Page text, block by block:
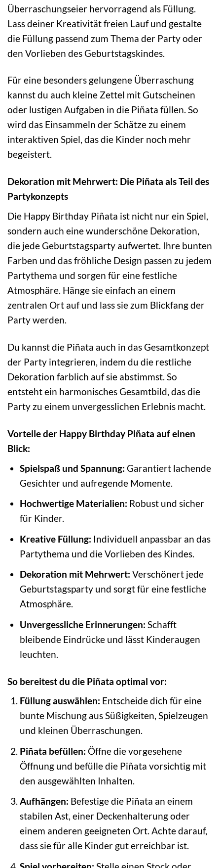
Überraschungseier hervorragend als Füllung.
Lass deiner Kreativität freien Lauf und gestalte
die Füllung passend zum Thema der Party oder
den Vorlieben des Geburtstagskindes.
Für eine besonders gelungene Überraschung
kannst du auch kleine Zettel mit Gutscheinen
oder lustigen Aufgaben in die Piñata füllen. So
wird das Einsammeln der Schätze zu einem
interaktiven Spiel, das die Kinder noch mehr
begeistert.
Dekoration mit Mehrwert: Die Piñata als Teil des
Partykonzepts
Die Happy Birthday Piñata ist nicht nur ein Spiel,
sondern auch eine wunderschöne Dekoration,
die jede Geburtstagsparty aufwertet. Ihre bunten
Farben und das fröhliche Design passen zu jedem
Partythema und sorgen für eine festliche
Atmosphäre. Hänge sie einfach an einem
zentralen Ort auf und lass sie zum Blickfang der
Party werden.
Du kannst die Piñata auch in das Gesamtkonzept
der Party integrieren, indem du die restliche
Dekoration farblich auf sie abstimmst. So
entsteht ein harmonisches Gesamtbild, das die
Party zu einem unvergesslichen Erlebnis macht.
Vorteile der Happy Birthday Piñata auf einen
Blick:
Spielspaß und Spannung: Garantiert lachende
Gesichter und aufregende Momente.
Hochwertige Materialien: Robust und sicher
für Kinder.
Kreative Füllung: Individuell anpassbar an das
Partythema und die Vorlieben des Kindes.
Dekoration mit Mehrwert: Verschönert jede
Geburtstagsparty und sorgt für eine festliche
Atmosphäre.
Unvergessliche Erinnerungen: Schafft
bleibende Eindrücke und lässt Kinderaugen
leuchten.
So bereitest du die Piñata optimal vor:
Füllung auswählen: Entscheide dich für eine
bunte Mischung aus Süßigkeiten, Spielzeugen
und kleinen Überraschungen.
Piñata befüllen: Öffne die vorgesehene
Öffnung und befülle die Piñata vorsichtig mit
den ausgewählten Inhalten.
Aufhängen: Befestige die Piñata an einem
stabilen Ast, einer Deckenhalterung oder
einem anderen geeigneten Ort. Achte darauf,
dass sie für alle Kinder gut erreichbar ist.